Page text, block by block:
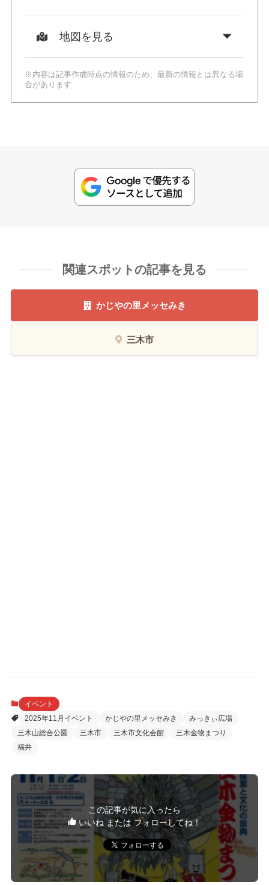
地図を見る
※内容は記事作成時点の情報のため、最新の情報とは異なる場
合があります
関連スポットの記事を見る
かじやの里メッセみき
三木市
イベント
2025年11月イベント
かじやの里メッセみき
みっきぃ広場
三木山総合公園
三木市 三木市文化会館
三木金物まつり
福井
この記事が気に入ったら
いいね または フォローしてね！